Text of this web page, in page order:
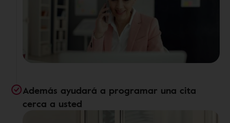
Además ayudará a programar una cita
cerca a usted